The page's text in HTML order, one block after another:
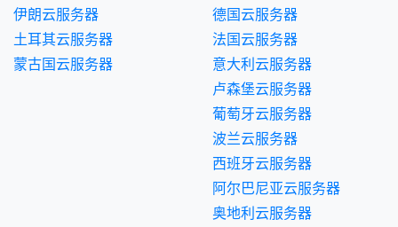
伊朗云服务器
土耳其云服务器
蒙古国云服务器
德国云服务器
法国云服务器
意大利云服务器
卢森堡云服务器
葡萄牙云服务器
波兰云服务器
西班牙云服务器
阿尔巴尼亚云服务器
奥地利云服务器